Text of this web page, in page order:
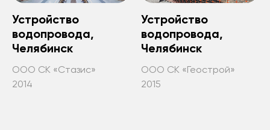
Устройство
водопровода,
Челябинск
ООО СК «Стазис»
2014
Устройство
водопровода,
Челябинск
ООО СК «Геострой»
2015